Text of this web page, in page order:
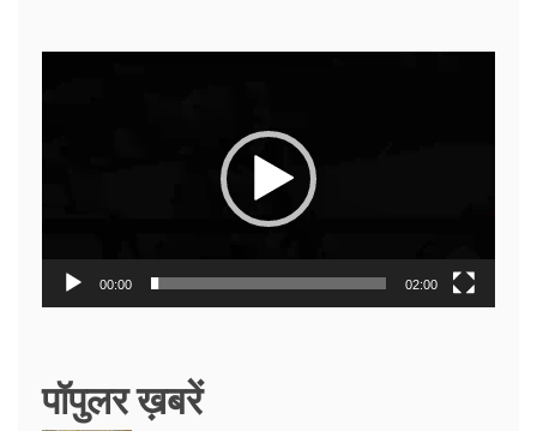
00:00 02:00
पॉपुलर ख़बरें